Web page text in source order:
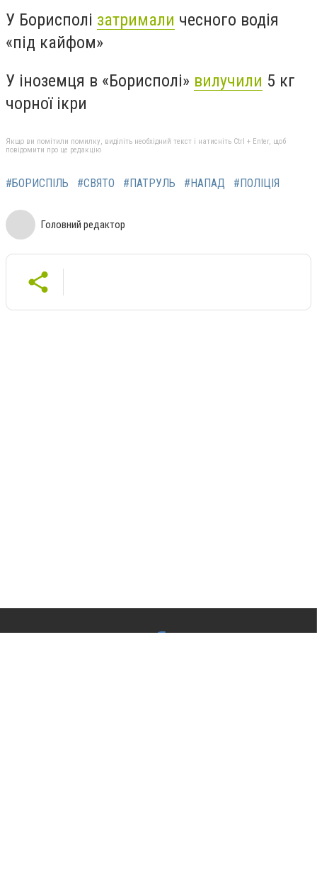
У Борисполі затримали чесного водія
«під кайфом»
У іноземця в «Борисполі» вилучили 5 кг
чорної ікри
Якщо ви помітили помилку, виділіть необхідний текст і натисніть Ctrl + Enter, щоб
повідомити про це редакцію
#БОРИСПІЛЬ #СВЯТО #ПАТРУЛЬ #НАПАД #ПОЛІЦІЯ
Головний редактор